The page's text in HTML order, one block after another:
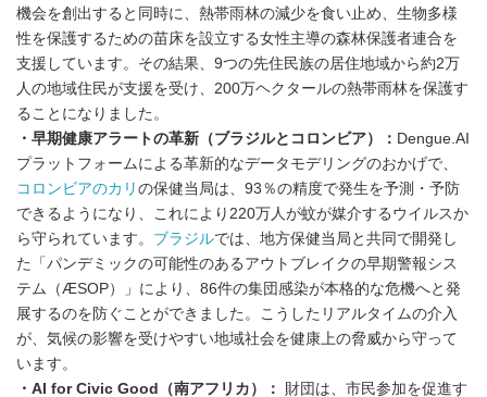
機会を創出すると同時に、熱帯雨林の減少を食い止め、生物多様
性を保護するための苗床を設立する女性主導の森林保護者連合を
支援しています。その結果、9つの先住民族の居住地域から約2万
人の地域住民が支援を受け、200万ヘクタールの熱帯雨林を保護す
ることになりました。
・早期健康アラートの革新（ブラジルとコロンビア）： Dengue.AI
プラットフォームによる革新的なデータモデリングのおかげで、
コロンビアのカリ の保健当局は、93％の精度で発生を予測・予防
できるようになり、これにより220万人が蚊が媒介するウイルスか
ら守られています。 ブラジルでは、地方保健当局と共同で開発し
た「パンデミックの可能性のあるアウトブレイクの早期警報シス
テム（ÆSOP）」により、86件の集団感染が本格的な危機へと発
展するのを防ぐことができました。こうしたリアルタイムの介入
が、気候の影響を受けやすい地域社会を健康上の脅威から守って
います。
・AI for Civic Good（南アフリカ）：
財団は、市民参加を促進す